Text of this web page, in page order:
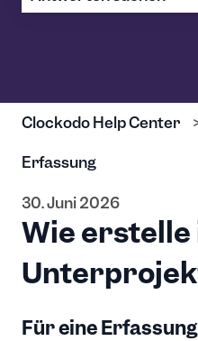
Clockodo Help Center
Erfassung
30. Juni 2026
Wie erstelle
Für eine